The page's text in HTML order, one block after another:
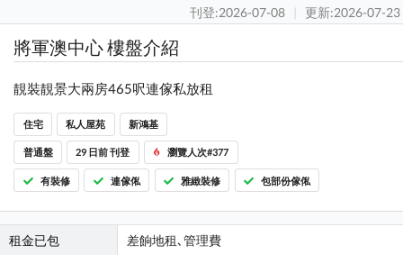
刊登:2026-07-08 | 更新:2026-07-23
將軍澳中心 樓盤介紹
靚裝靚景大兩房465呎連傢私放租
住宅 私人屋苑 新鴻基
普通盤 29 日前 刊登 瀏覽人次#377
有裝修 連傢俬 雅緻裝修 包部份傢俬
租金已包 差餉地租､管理費